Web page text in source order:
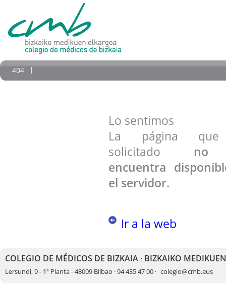
404
Lo sentimos
La página
solicitado no
encuentra
el servidor.
Ir a la web
COLEGIO DE MÉDICOS DE BIZKAIA · BIZKAIKO
Lersundi, 9 - 1ª Planta - 48009 Bilbao · 94 435 47 00 · colegio@cmb.eus